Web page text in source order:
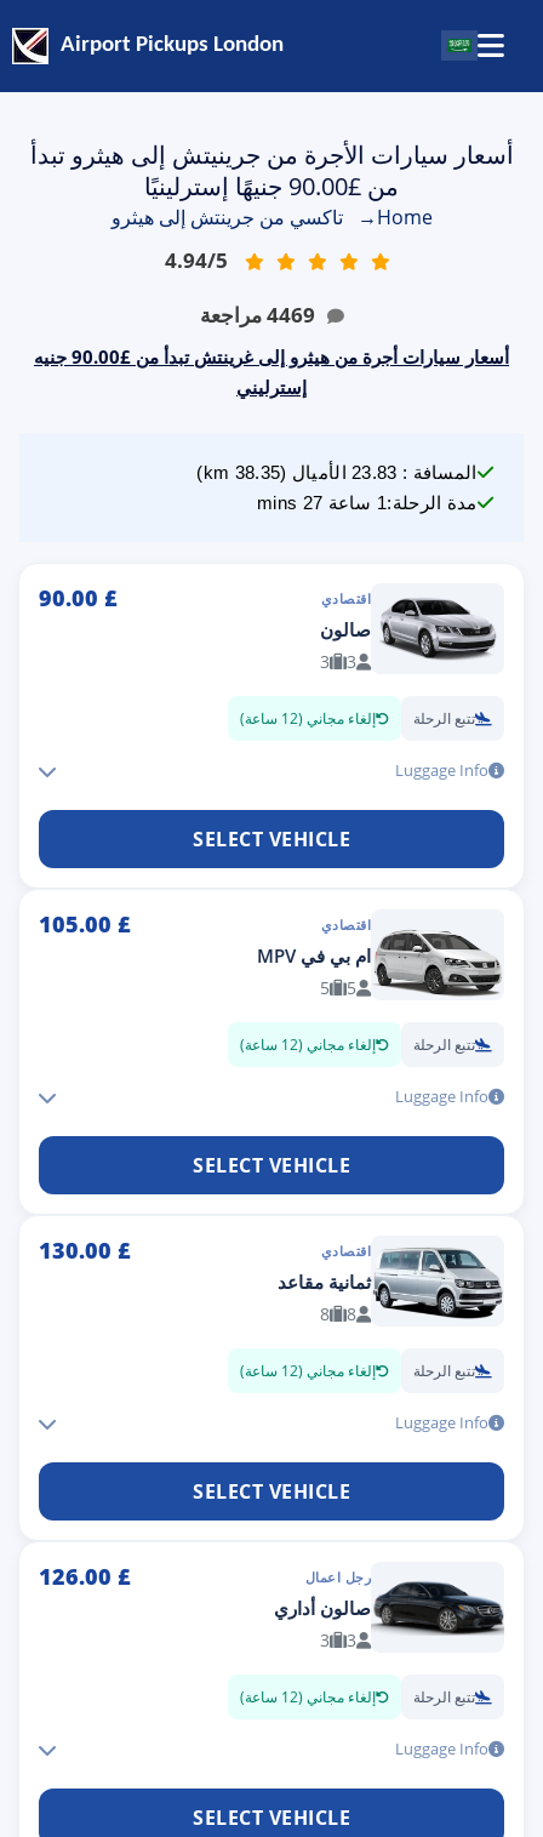
Airport Pickups London
أسعار سيارات الأجرة من جرينيتش إلى هيثرو تبدأ
من £90.00 جنيهًا إسترلينيًا
Home
→ تاكسي من جرينتش إلى هيثرو
4.94/5
4469مراجعة
أسعار سيارات أجرة من هيثرو إلى غرينتش تبدأ من £90.00 جنيه
إسترليني
المسافة :
23.83 الأميال (
38.35
مدة الرحلة:1 ساعة 27 mins
اقتصادي £
90.00
صالون
3
3
تتبع الرحلة إلغاء مجاني (12 ساعة)
Luggage Info
SELECT VEHICLE
اقتصادي £
105.00
ام بي في MPV
5
5
تتبع الرحلة إلغاء مجاني (12 ساعة)
Luggage Info
SELECT VEHICLE
اقتصادي £
130.00
ثمانية مقاعد
8
8
تتبع الرحلة إلغاء مجاني (12 ساعة)
Luggage Info
SELECT VEHICLE
رجل اعمال £
126.00
صالون أداري
3
3
تتبع الرحلة إلغاء مجاني (12 ساعة)
Luggage Info
SELECT VEHICLE